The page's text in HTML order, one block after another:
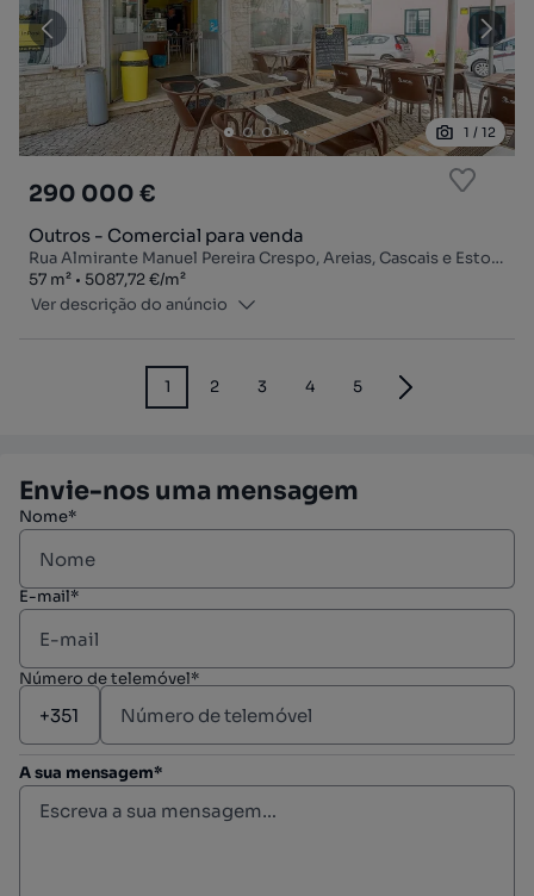
1 / 12
290 000 €
Outros - Comercial para venda
Rua Almirante Manuel Pereira Crespo, Areias, Cascais e Estoril, Cascais, Lisboa
Zona
57 m²
Preço por metro quadrado
5087,72 €/m²
Ver descrição do anúncio
1 2 3 4 5
Envie-nos uma mensagem
Nome*
E-mail*
Número de telemóvel*
A sua mensagem*